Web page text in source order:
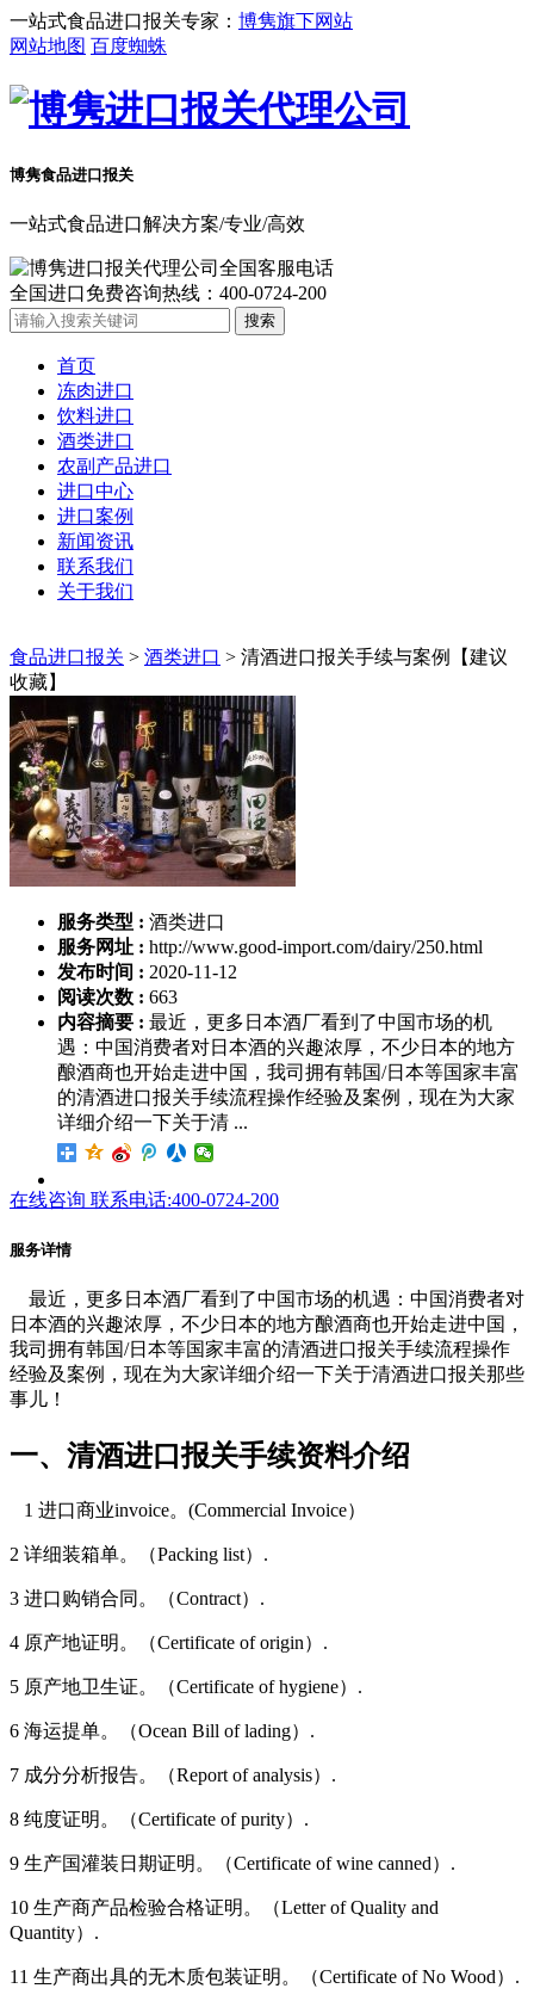
一站式食品进口报关专家： 博隽旗下网站
网站地图 百度蜘蛛
博隽食品进口报关
一站式食品进口解决方案/专业/高效
全国进口免费咨询热线： 400-0724-200
首页
冻肉进口
饮料进口
酒类进口
农副产品进口
进口中心
进口案例
新闻资讯
联系我们
关于我们
食品进口报关 > 酒类进口 > 清酒进口报关手续与案例【建议
收藏】
服务类型 : 酒类进口
服务网址 : http://www.good-import.com/dairy/250.html
发布时间 : 2020-11-12
阅读次数 : 663
内容摘要 : 最近，更多日本酒厂看到了中国市场的机
遇：中国消费者对日本酒的兴趣浓厚，不少日本的地方
酿酒商也开始走进中国，我司拥有韩国/日本等国家丰富
的清酒进口报关手续流程操作经验及案例，现在为大家
详细介绍一下关于清 ...
在线咨询 联系电话:400-0724-200
服务详情
最近，更多日本酒厂看到了中国市场的机遇：中国消费者对
日本酒的兴趣浓厚，不少日本的地方酿酒商也开始走进中国，
我司拥有韩国/日本等国家丰富的清酒进口报关手续流程操作
经验及案例，现在为大家详细介绍一下关于清酒进口报关那些
事儿！
一、清酒进口报关手续资料介绍
1 进口商业invoice。(Commercial Invoice）
2 详细装箱单。（Packing list）.
3 进口购销合同。（Contract）.
4 原产地证明。（Certificate of origin）.
5 原产地卫生证。（Certificate of hygiene）.
6 海运提单。（Ocean Bill of lading）.
7 成分分析报告。（Report of analysis）.
8 纯度证明。（Certificate of purity）.
9 生产国灌装日期证明。（Certificate of wine canned）.
10 生产商产品检验合格证明。（Letter of Quality and
Quantity）.
11 生产商出具的无木质包装证明。（Certificate of No Wood）.